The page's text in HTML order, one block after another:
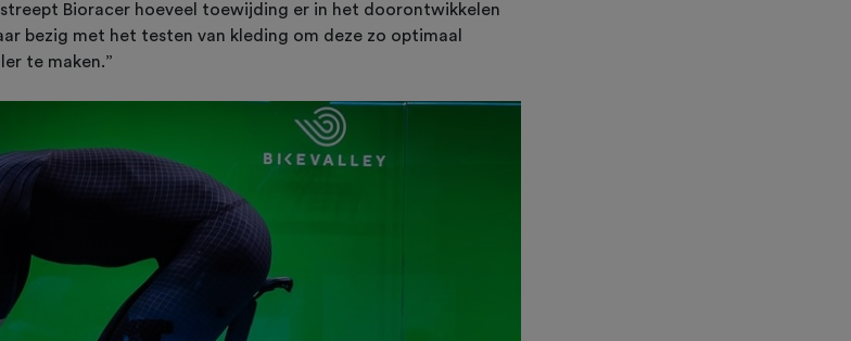
Bioracer hoeveel toewijding er in het doorontwikkelen
bezig met het testen van kleding om deze zo optimaal
te maken.”